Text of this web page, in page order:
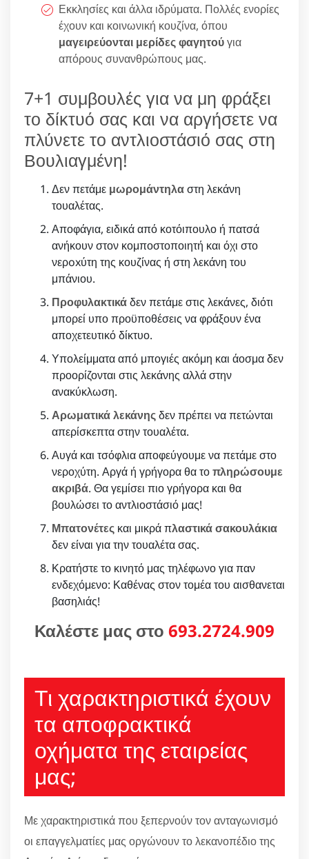
Εκκλησίες και άλλα ιδρύματα. Πολλές ενορίες
έχουν και κοινωνική κουζίνα, όπου
μαγειρεύονται μερίδες φαγητούγια
απόρους συνανθρώπους μας.
7+1 συμβουλές για να μη φράξει
το δίκτυό σας και να αργήσετε να
πλύνετε το αντλιοστάσιό σας στη
Βουλιαγμένη!
Δεν πετάμε μωρομάντηλαστη λεκάνη
τουαλέτας.
Αποφάγια, ειδικά από κοτόιπουλο ή πατσά
ανήκουν στον κομποστοποιητή και όχι στο
νερoxύτη της κουζίνας ή στη λεκάνη του
μπάνιου.
Προφυλακτικάδεν πετάμε στις λεκάνες, διότι
μπορεί υπο προϋποθέσεις να φράξουν ένα
αποχετευτικό δίκτυο.
Υπολείμματα από μπογιές ακόμη και άοσμα δεν
προορίζονται στις λεκάνης αλλά στην
ανακύκλωση.
Αρωματικά λεκάνηςδεν πρέπει να πετώνται
απερίσκεπτα στην τουαλέτα.
Αυγά και τσόφλια αποφεύγουμε να πετάμε στο
νεροχύτη. Αργά ή γρήγορα θα τοπληρώσουμε
ακριβά. Θα γεμίσει πιο γρήγορα και θα
βουλώσει το αντλιοστάσιό μας!
Μπατονέτες και μικρά πλαστικά σακουλάκια
δεν είναι για την τουαλέτα σας.
Κρατήστε το κινητό μας τηλέφωνο για παν
ενδεχόμενο: Καθένας στον τομέα του αισθανεται
βασηλιάς!
Καλέστε μας στο 693.2724.909
Τι χαρακτηριστικά έχουν
τα αποφρακτικά
οχήματα της εταιρείας
μας;
Με χαρακτηριστικά που ξεπερνούν τον ανταγωνισμό
οι επαγγελματίες μας οργώνουν το λεκανοπέδιο της